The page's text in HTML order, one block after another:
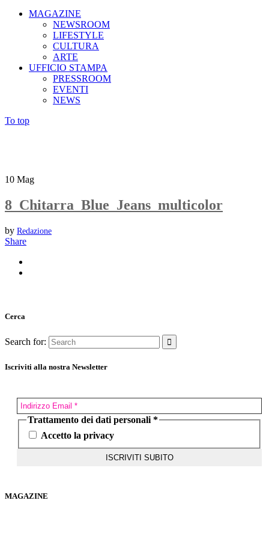
MAGAZINE
NEWSROOM
LIFESTYLE
CULTURA
ARTE
UFFICIO STAMPA
PRESSROOM
EVENTI
NEWS
To top
10 Mag
8_Chitarra_Blue_Jeans_multicolor
by Redazione
Share
Cerca
Search for:
Iscriviti alla nostra Newsletter
Trattamento dei dati personali *
Accetto la privacy
MAGAZINE